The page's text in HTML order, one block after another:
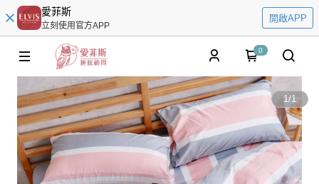
愛菲斯
立刻使用官方APP
開啟APP
0
1/1